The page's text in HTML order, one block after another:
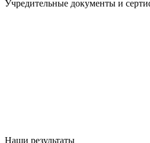
Учредительные документы и
Наши результаты